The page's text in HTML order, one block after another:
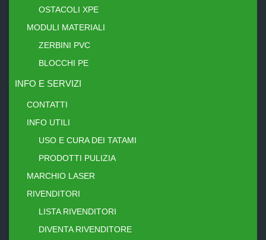
OSTACOLI XPE
MODULI MATERIALI
ZERBINI PVC
BLOCCHI PE
INFO E SERVIZI
CONTATTI
INFO UTILI
USO E CURA DEI TATAMI
PRODOTTI PULIZIA
MARCHIO LASER
RIVENDITORI
LISTA RIVENDITORI
DIVENTA RIVENDITORE